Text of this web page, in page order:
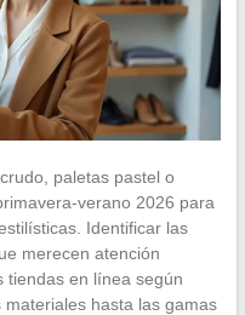
paletas pastel o
verano 2026 para
Identificar las
merecen atención
tiendas en línea según
hasta las gamas